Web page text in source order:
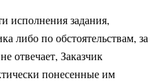
исполнения задания,
либо по обстоятельствам, за
отвечает, Заказчик
понесенные им